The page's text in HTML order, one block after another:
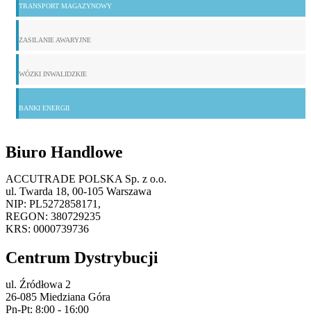
TRANSPORT MAGAZYNOWY
ZASILANIE AWARYJNE
WÓZKI INWALIDZKIE
BANKI ENERGII
Biuro Handlowe
ACCUTRADE POLSKA Sp. z o.o.
ul. Twarda 18, 00-105 Warszawa
NIP: PL5272858171,
REGON: 380729235
KRS: 0000739736
Centrum Dystrybucji
ul. Źródłowa 2
26-085 Miedziana Góra
Pn-Pt: 8:00 - 16:00